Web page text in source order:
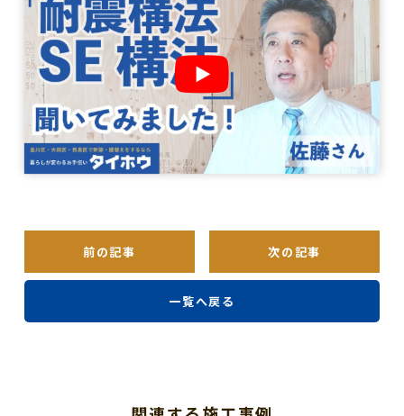
前の記事 次の記事
一覧へ戻る